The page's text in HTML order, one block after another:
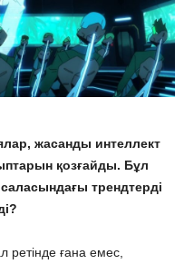
жасанды интеллект
қозғайды. Бұл
трендтерді
ретінде ғана емес,